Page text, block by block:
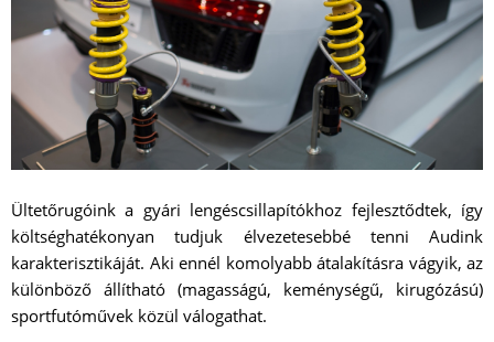
Ültetőrugóink a gyári lengéscsillapítókhoz fejlesztődtek, így
költséghatékonyan tudjuk élvezetesebbé tenni Audink
karakterisztikáját. Aki ennél komolyabb átalakításra vágyik, az
különböző állítható (magasságú, keménységű, kirugózású)
sportfutóművek közül válogathat.